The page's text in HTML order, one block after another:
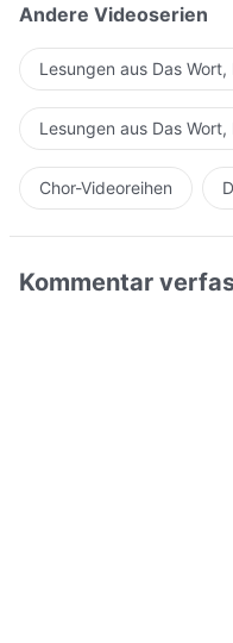
Andere Videoserien
Lesungen aus Das
Lesungen aus Das
Chor-Videoreihen
Kommentar